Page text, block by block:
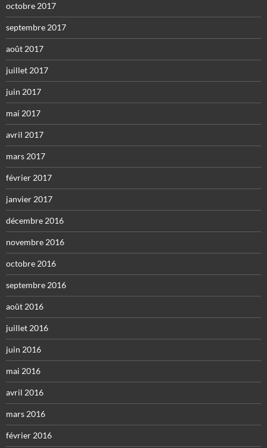
octobre 2017
septembre 2017
août 2017
juillet 2017
juin 2017
mai 2017
avril 2017
mars 2017
février 2017
janvier 2017
décembre 2016
novembre 2016
octobre 2016
septembre 2016
août 2016
juillet 2016
juin 2016
mai 2016
avril 2016
mars 2016
février 2016